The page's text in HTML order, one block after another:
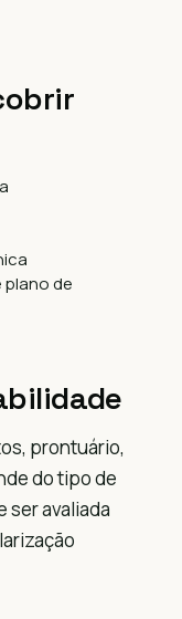
de
prontuário,
do tipo de
ser avaliada